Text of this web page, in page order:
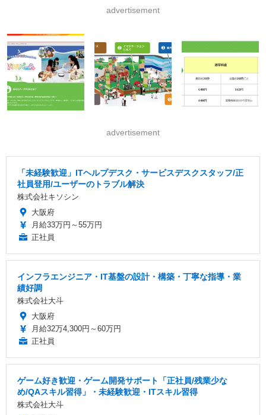
advertisement
advertisement
「未経験歓迎」ITヘルプデスク・サービスデスクスタッフ/正
社員登用/ユーザーのトラブル解決
株式会社キソシン
大阪府
月給33万円～55万円
正社員
インフラエンジニア・IT基盤の設計・構築・丁寧な指導・業
績好調
株式会社大斗
大阪府
月給32万4,300円～60万円
正社員
ゲーム好き歓迎・ゲーム開発サポート「正社員/残業少な
め/QAスキル習得」・未経験歓迎・ITスキル習得
株式会社大斗